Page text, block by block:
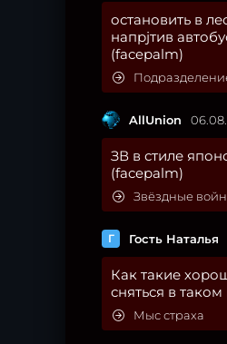
остановить в
напрjтив
(facepalm)
Подразделение
AllUnion
ЗВ в стиле
(facepalm)
Звёздные войны:
Г Гость Наталья
Как такие
сняться в таком
Мыс страха